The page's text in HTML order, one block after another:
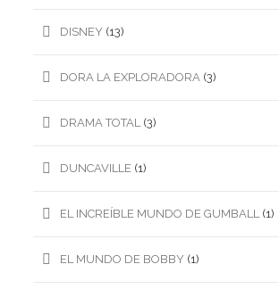
DISNEY (13)
DORA LA EXPLORADORA (3)
DRAMA TOTAL (3)
DUNCAVILLE (1)
EL INCREÍBLE MUNDO DE GUMBALL (1)
EL MUNDO DE BOBBY (1)